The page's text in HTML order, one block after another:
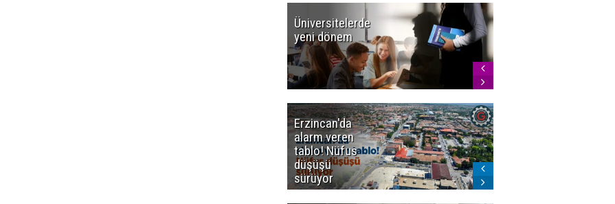
Üniversitelerde
yeni dönem
Erzincan'da
alarm veren
tablo! Nüfus
düşüşü
sürüyor